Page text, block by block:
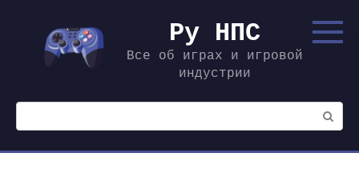
контенту
Ру НПС
Все об играх и игровой
индустрии
Поиск: